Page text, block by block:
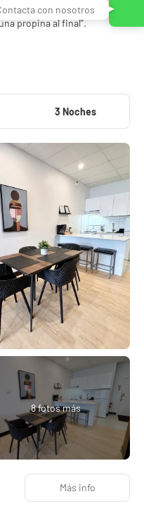
a menudo los actos que
3 Noches
8 fotos más
Más info
con nosotros